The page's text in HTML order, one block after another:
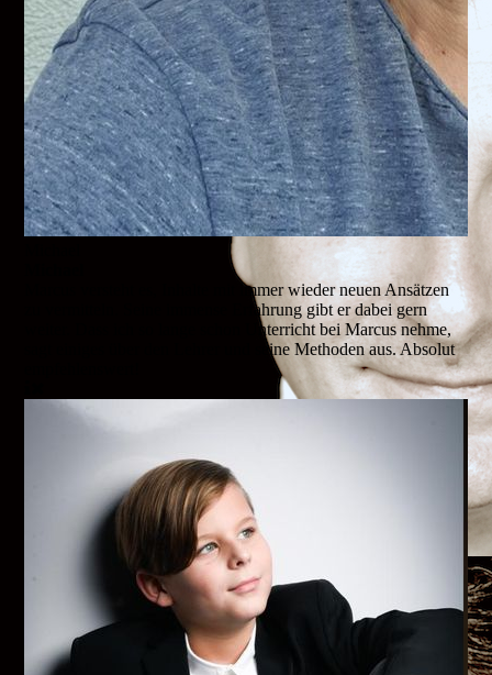
Marcus versteht es, Inhalte mit immer wieder neuen Ansätzen
zu vermitteln. Seine immense Erfahrung gibt er dabei gern
weiter. Dass ich so lange schon Unterricht bei Marcus nehme,
sagt einiges über den Lehrer und seine Methoden aus. Absolut